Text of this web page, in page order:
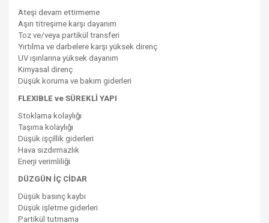
Ateşi devam ettirmeme
Aşırı titreşime karşı dayanım
Toz ve/veya partikül transferi
Yırtılma ve darbelere karşı yüksek direnç
UV ışınlarına yüksek dayanım
Kimyasal direnç
Düşük koruma ve bakım giderleri
FLEXIBLE ve SÜREKLİ YAPI
Stoklama kolaylığı
Taşıma kolaylığı
Düşük işçillik giderleri
Hava sızdırmazlık
Enerji verimliliği
DÜZGÜN İÇ CİDAR
Düşük basınç kaybı
Düşük işletme giderleri
Partikül tutmama